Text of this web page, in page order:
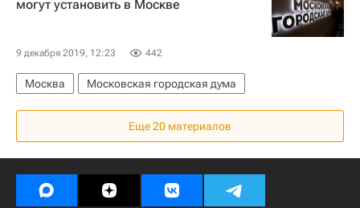
могут установить в Москве
9 декабря 2019, 12:23 442
Москва Московская городская дума
Еще 20 материалов